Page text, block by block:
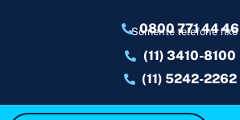
0800 771 44 46
Somente telefone fixo
(11) 3410-8100
(11) 5242-2262